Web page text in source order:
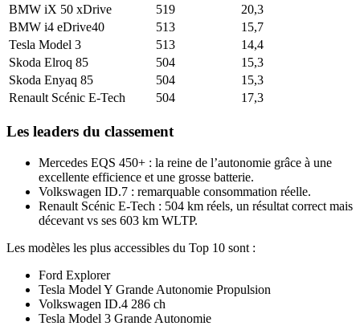
BMW iX 50 xDrive
519
20,3
BMW i4 eDrive40
513
15,7
Tesla Model 3
513
14,4
Skoda Elroq 85
504
15,3
Skoda Enyaq 85
504
15,3
Renault Scénic E-Tech
504 17,3
Les leaders du classement
Mercedes EQS 450+ : la reine de l’autonomie grâce à une
excellente efficience et une grosse batterie.
Volkswagen ID.7 : remarquable consommation réelle.
Renault Scénic E-Tech : 504 km réels, un résultat correct mais
décevant vs ses 603 km WLTP.
Les modèles les plus accessibles du Top 10 sont :
Ford Explorer
Tesla Model Y Grande Autonomie Propulsion
Volkswagen ID.4 286 ch
Tesla Model 3 Grande Autonomie